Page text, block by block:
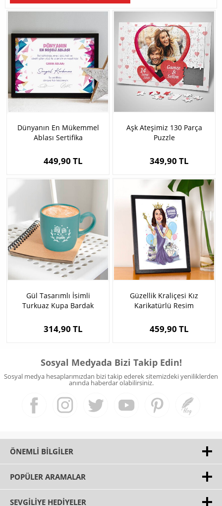
Dünyanın En Mükemmel
Ablası Sertifika
449,90 TL
Aşk Ateşimiz 130 Parça
Puzzle
349,90 TL
Gül Tasarımlı İsimli
Turkuaz Kupa Bardak
314,90 TL
Güzellik Kraliçesi Kız
Karikatürlü Resim
459,90 TL
Sosyal Medyada Bizi Takip Edin!
Sosyal medya hesaplarımızdan bizi takip ederek sitemizdeki yeniliklerden
anında haberdar olabilirsiniz.
ÖNEMLI BILGILER
POPÜLER ARAMALAR
SEVGILIYE HEDIYELER